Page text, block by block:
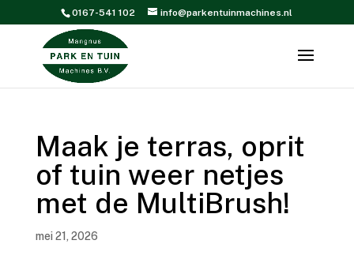
0167-541 102 info@parkentuinmachines.nl
Maak je terras, oprit
of tuin weer netjes
met de MultiBrush!
mei 21, 2026